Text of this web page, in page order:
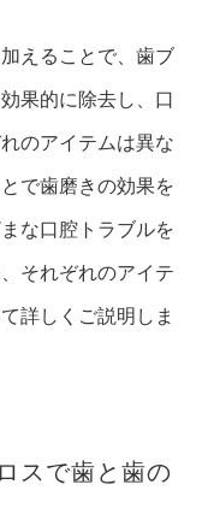
えることで、歯ブ
果的に除去し、口
のアイテムは異な
で歯磨きの効果を
な口腔トラブルを
それぞれのアイテ
詳しくご説明しま
スで歯と歯の